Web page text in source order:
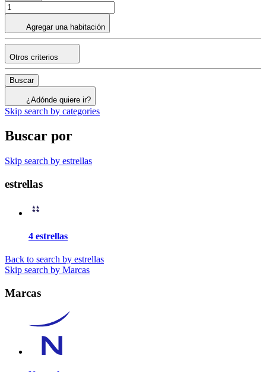
Agregar una habitación
Otros criterios
Buscar
¿Adónde quiere ir?
Skip search by categories
Buscar por
Skip search by estrellas
estrellas
4 estrellas
Back to search by estrellas
Skip search by Marcas
Marcas